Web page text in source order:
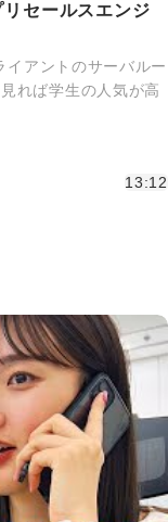
リセールスエンジ
アントのサーバルー
れば学生の人気が高
13:12